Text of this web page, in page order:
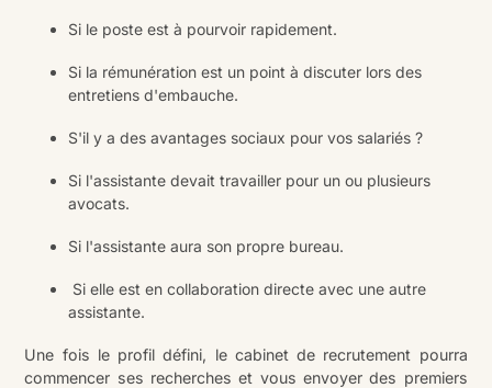
Si le poste est à pourvoir rapidement.
Si la rémunération est un point à discuter lors des
entretiens d'embauche.
S'il y a des avantages sociaux pour vos salariés ?
Si l'assistante devait travailler pour un ou plusieurs
avocats.
Si l'assistante aura son propre bureau.
Si elle est en collaboration directe avec une autre
assistante.
Une fois le profil défini, le cabinet de recrutement pourra
commencer ses recherches et vous envoyer des premiers